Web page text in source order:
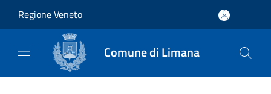
Regione Veneto
Comune di Limana